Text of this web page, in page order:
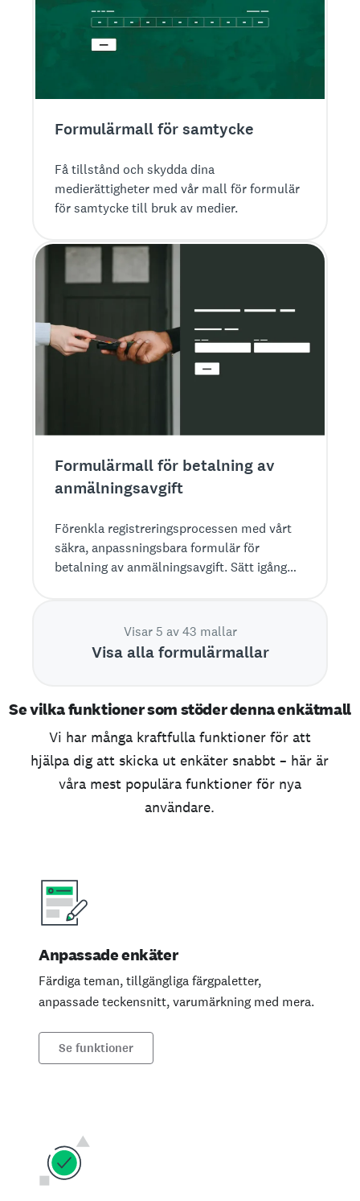
Formulärmall för samtycke
Få tillstånd och skydda dina
medierättigheter med vår mall för formulär
för samtycke till bruk av medier.
Formulärmall för betalning av
anmälningsavgift
Förenkla registreringsprocessen med vårt
säkra, anpassningsbara formulär för
betalning av anmälningsavgift. Sätt igång
Visar 5 av 43 mallar
Visa alla formulärmallar
Se vilka funktioner som stöder denna enkätmall
Vi har många kraftfulla funktioner för att
hjälpa dig att skicka ut enkäter snabbt – här är
våra mest populära funktioner för nya
användare.
Anpassade enkäter
Färdiga teman, tillgängliga färgpaletter,
anpassade teckensnitt, varumärkning med mera.
Se funktioner